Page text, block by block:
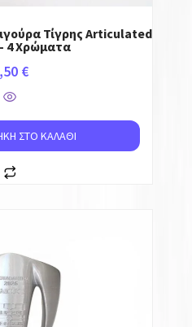
Τίγρης Articulated
4 Χρώματα
€
ΣΤΟ ΚΑΛΆΘΙ